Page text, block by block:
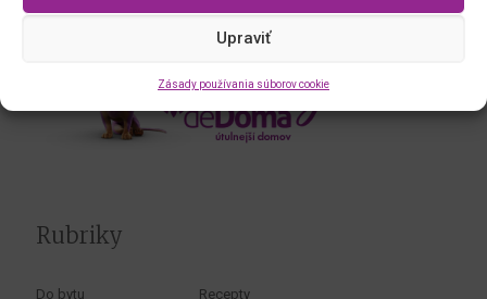
Upraviť
Zásady používania súborov cookie
Rubriky
Do bytu Recepty